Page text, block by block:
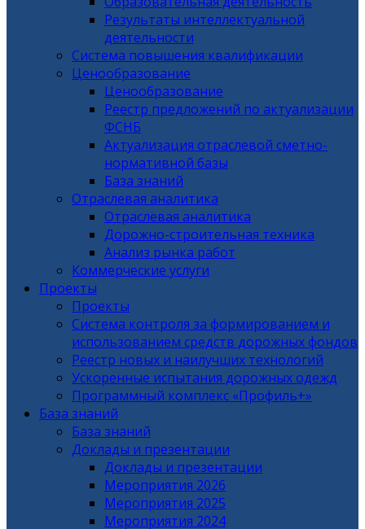
Результаты интеллектуальной
деятельности
Система повышения квалификации
Ценообразование
Ценообразование
Реестр предложений по актуализации
ФСНБ
Актуализация отраслевой сметно-
нормативной базы
База знаний
Отраслевая аналитика
Отраслевая аналитика
Дорожно-строительная техника
Анализ рынка работ
Коммерческие услуги
Проекты
Проекты
Система контроля за формированием и
использованием средств дорожных фондов
Реестр новых и наилучших технологий
Ускоренные испытания дорожных одежд
Программный комплекс «Профиль+»
База знаний
База знаний
Доклады и презентации
Доклады и презентации
Мероприятия 2026
Мероприятия 2025
Мероприятия 2024